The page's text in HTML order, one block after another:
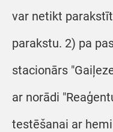
var netikt
parakstu. 2) pa
stacionārs
ar norādi
testēšanai ar